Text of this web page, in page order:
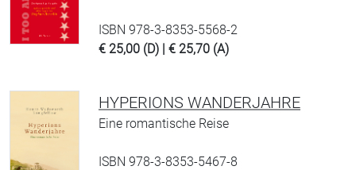
ISBN 978-3-8353-5568-2
€ 25,00 (D) | € 25,70 (A)
HYPERIONS WANDERJAHRE
Eine romantische Reise
ISBN 978-3-8353-5467-8